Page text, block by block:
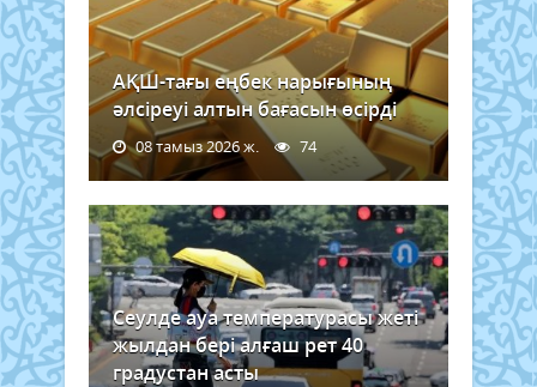
АҚШ-тағы еңбек нарығының
әлсіреуі алтын бағасын өсірді
08 тамыз 2026 ж. 74
Сеулде ауа температурасы жеті
жылдан бері алғаш рет 40
градустан асты